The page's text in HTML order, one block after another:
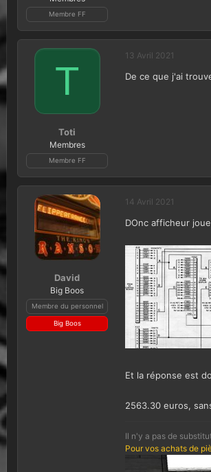
Membre FF
T
Toti
Membres
Membre FF
13 Avril 2021
De ce que j'ai
David
Big Boos
Membre du personnel
Big Boos
14 Avril 2021
DOnc afficheur
Et la réponse est
2563.30 euros,
Il n'y a pas de
Pour vos achats de